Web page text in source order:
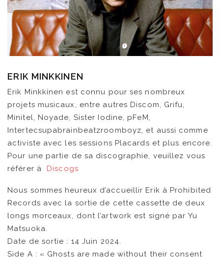
ERIK MINKKINEN
Erik Minkkinen est connu pour ses nombreux
projets musicaux, entre autres Discom, Grifu,
Minitel, Noyade, Sister Iodine, pFeM,
Intertecsupabrainbeatzroomboyz, et aussi comme
activiste avec les sessions Placards et plus encore.
Pour une partie de sa discographie, veuillez vous
référer à Discogs
Nous sommes heureux d’accueillir Erik à Prohibited
Records avec la sortie de cette cassette de deux
longs morceaux, dont l’artwork est signé par Yu
Matsuoka.
Date de sortie : 14 Juin 2024.
Side A : « Ghosts are made without their consent